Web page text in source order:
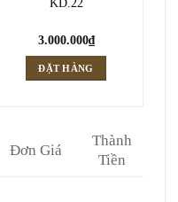
KD.22
3.000.000₫
ĐẶT HÀNG
Đơn Giá
Thành
Tiền